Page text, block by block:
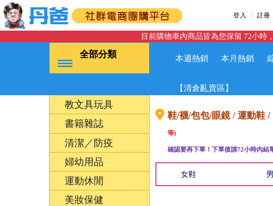
登入 註冊
目前購物車內商品皆為您保留 72小時
全部分類 本週熱銷 本月熱銷
【清倉亂賣區】
教文具玩具
書籍雜誌
清潔／防疫
婦幼用品
運動休閒
美妝保健
鞋/襪/包包/眼鏡 / 運動鞋 /
等)
確認要再下單！下單後請72小時內結
女鞋